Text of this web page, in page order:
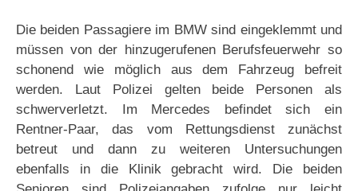
Die beiden Passagiere im BMW sind eingeklemmt und
müssen von der hinzugerufenen Berufsfeuerwehr so
schonend wie möglich aus dem Fahrzeug befreit
werden. Laut Polizei gelten beide Personen als
schwerverletzt. Im Mercedes befindet sich ein
Rentner-Paar, das vom Rettungsdienst zunächst
betreut und dann zu weiteren Untersuchungen
ebenfalls in die Klinik gebracht wird. Die beiden